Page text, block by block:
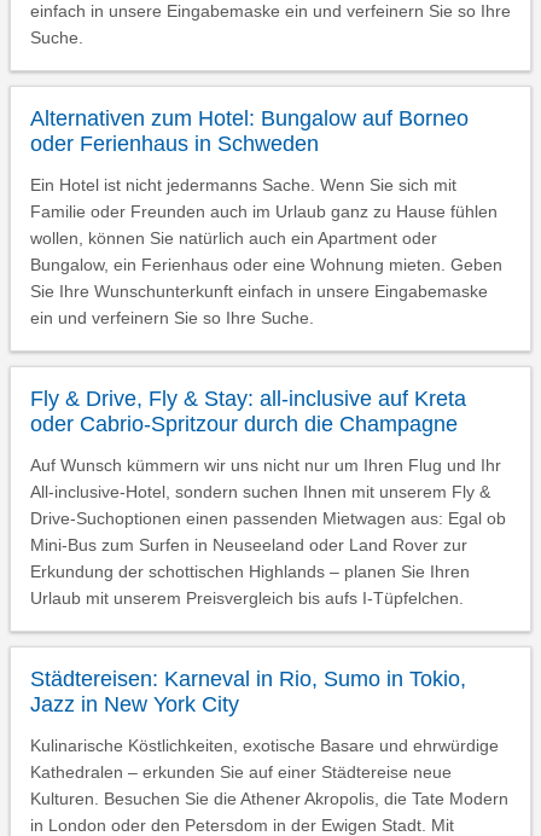
einfach in unsere Eingabemaske ein und verfeinern Sie so Ihre
Suche.
Alternativen zum Hotel: Bungalow auf Borneo
oder Ferienhaus in Schweden
Ein Hotel ist nicht jedermanns Sache. Wenn Sie sich mit
Familie oder Freunden auch im Urlaub ganz zu Hause fühlen
wollen, können Sie natürlich auch ein Apartment oder
Bungalow, ein Ferienhaus oder eine Wohnung mieten. Geben
Sie Ihre Wunschunterkunft einfach in unsere Eingabemaske
ein und verfeinern Sie so Ihre Suche.
Fly & Drive, Fly & Stay: all-inclusive auf Kreta
oder Cabrio-Spritzour durch die Champagne
Auf Wunsch kümmern wir uns nicht nur um Ihren Flug und Ihr
All-inclusive-Hotel, sondern suchen Ihnen mit unserem Fly &
Drive-Suchoptionen einen passenden Mietwagen aus: Egal ob
Mini-Bus zum Surfen in Neuseeland oder Land Rover zur
Erkundung der schottischen Highlands – planen Sie Ihren
Urlaub mit unserem Preisvergleich bis aufs I-Tüpfelchen.
Städtereisen: Karneval in Rio, Sumo in Tokio,
Jazz in New York City
Kulinarische Köstlichkeiten, exotische Basare und ehrwürdige
Kathedralen – erkunden Sie auf einer Städtereise neue
Kulturen. Besuchen Sie die Athener Akropolis, die Tate Modern
in London oder den Petersdom in der Ewigen Stadt. Mit